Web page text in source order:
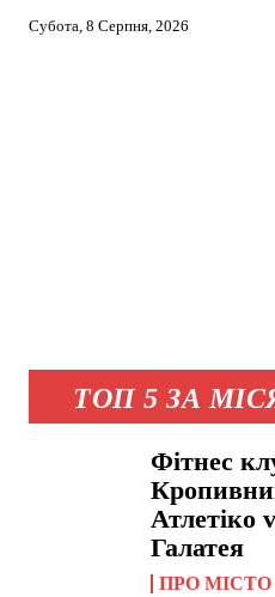
Субота, 8 Серпня, 2026
ТОП 5 ЗА
Фітнес
Атлетіко
Галатея
ПРО МІСТО